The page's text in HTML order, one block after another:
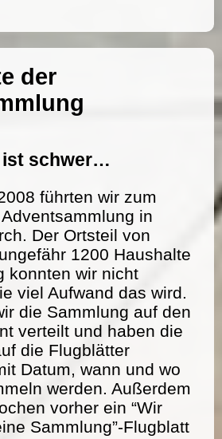
der
ist schwer…
führten wir zum
in
Der Ortsteil von
1200 Haushalte
konnten wir nicht
viel Aufwand das wird.
die Sammlung auf den
verteilt und haben die
die Flugblätter
Datum, wann und wo
werden. Außerdem
vorher ein “Wir
Sammlung”-Flugblatt